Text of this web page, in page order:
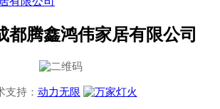
都腾鑫鸿伟家居有限公司
支持： 动力无限